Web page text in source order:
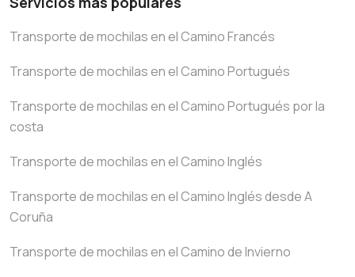
Transporte de mochilas en el Camino Francés
Transporte de mochilas en el Camino Portugués
Transporte de mochilas en el Camino Portugués por la
costa
Transporte de mochilas en el Camino Inglés
Transporte de mochilas en el Camino Inglés desde A
Coruña
Transporte de mochilas en el Camino de Invierno